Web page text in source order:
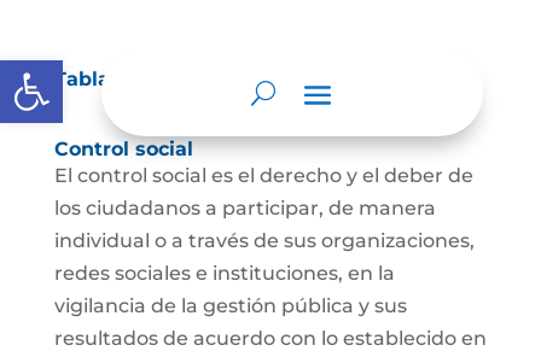
Abrir barra de herramientas
Tablas de retención documental
Control social
El control social es el derecho y el deber de
los ciudadanos a participar, de manera
individual o a través de sus organizaciones,
redes sociales e instituciones, en la
vigilancia de la gestión pública y sus
resultados de acuerdo con lo establecido en